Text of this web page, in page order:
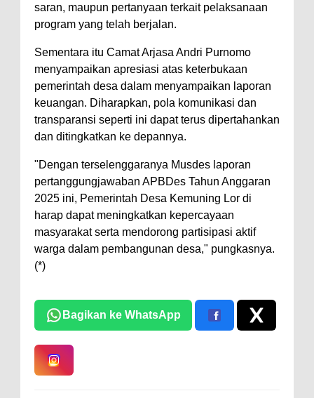
saran, maupun pertanyaan terkait pelaksanaan
program yang telah berjalan.
Sementara itu Camat Arjasa Andri Purnomo
menyampaikan apresiasi atas keterbukaan
pemerintah desa dalam menyampaikan laporan
keuangan. Diharapkan, pola komunikasi dan
transparansi seperti ini dapat terus dipertahankan
dan ditingkatkan ke depannya.
"Dengan terselenggaranya Musdes laporan
pertanggungjawaban APBDes Tahun Anggaran
2025 ini, Pemerintah Desa Kemuning Lor di
harap dapat meningkatkan kepercayaan
masyarakat serta mendorong partisipasi aktif
warga dalam pembangunan desa," pungkasnya.
(*)
Bagikan ke WhatsApp